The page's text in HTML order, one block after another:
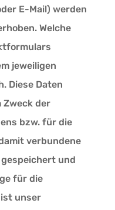
E-Mail) werden
Welche
jeweiligen
Diese Daten
Zweck der
bzw. für die
verbundene
und
für die
unser